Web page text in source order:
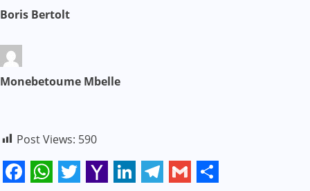
Boris Bertolt
Monebetoume Mbelle
Post Views: 590